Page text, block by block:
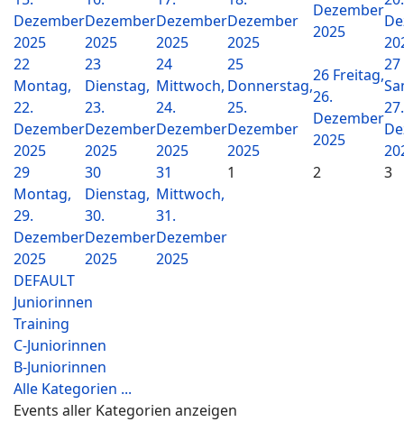
Dezember
2025
Dezember
2025
Dezember
2025
Dezember
2025
Dezember
2025
22
Montag,
22.
Dezember
2025
23
Dienstag,
23.
Dezember
2025
24
Mittwoch,
24.
Dezember
2025
25
Donnerstag,
25.
Dezember
2025
26 Freitag,
26.
Dezember
2025
27
27.
29
Montag,
29.
Dezember
2025
30
Dienstag,
30.
Dezember
2025
31
Mittwoch,
31.
Dezember
2025
1 2 3
DEFAULT
Juniorinnen
Training
C-Juniorinnen
B-Juniorinnen
Alle Kategorien ...
Events aller Kategorien anzeigen